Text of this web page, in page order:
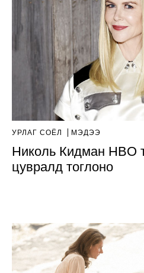
УРЛАГ СОЁЛ МЭДЭЭ
Николь Кидман HBO
цувралд тоглоно